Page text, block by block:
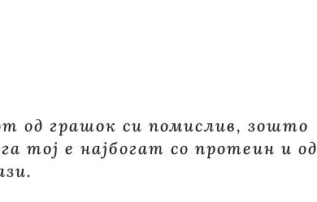
од грашок си помислив, зошто
тој е најбогат со протеин и од